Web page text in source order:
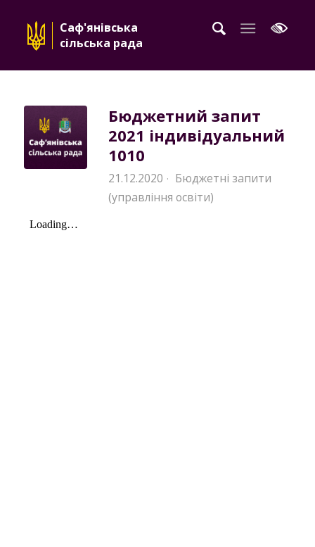
Саф'янівська
сільська рада
Бюджетний запит
2021 індивідуальний
1010
21.12.2020 · Бюджетні запити
(управління освіти)